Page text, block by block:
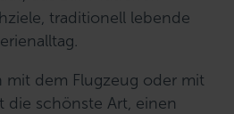
traditionell lebende
mit dem Flugzeug oder mit
die schönste Art, einen